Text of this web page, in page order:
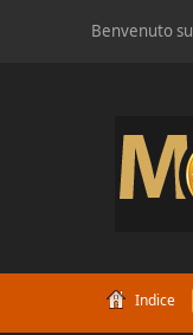
Benvenuto su
Indice